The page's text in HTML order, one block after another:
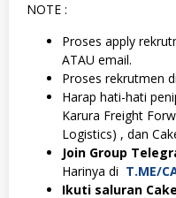
NOTE :
Proses apply
ATAU email.
Proses rekrutmen
Harap hati-hati
Karura Freight
Logistics) , dan
Join Group
Harinya di T.ME/
Ikuti saluran